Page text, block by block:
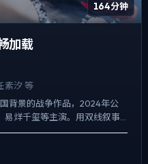
164分钟
加载
素汐 等
背景的战争作品，2024年公
易烊千玺等主演。用双线叙事
次性抛出，而是在对话...